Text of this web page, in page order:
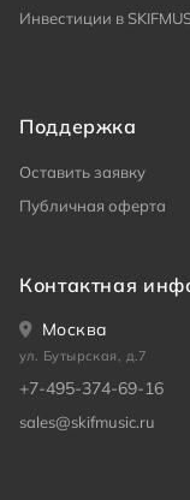
Инвестиции в
Поддержка
Оставить заявку
Публичная оферта
Контактная
Москва
ул. Бутырская, д.7
+7-495-374-69-16
sales@skifmusic.ru